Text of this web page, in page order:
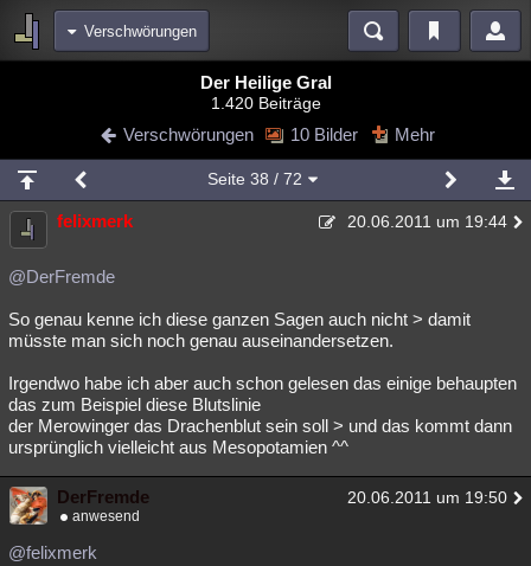
Verschwörungen
Blogs Videos
Chat Wiki Neuigkeiten
meine Rubriken
Menschen Wissenschaft Mystery Kriminalfälle
Spiritualität
Natur Umfragen Unterhaltung
Philosophie Träume Orte Esoterik Literatur
Astronomie Helpdesk Gruppen Gaming Filme
Musik
Übersichten
Besucht
Der Heilige Gral
1.420 Beiträge
Verschwörungen 10 Bilder Mehr
Seite 38 / 72
felixmerk 20.06.2011 um 19:44
@DerFremde
So genau kenne ich diese ganzen Sagen auch nicht > damit
müsste man sich noch genau auseinandersetzen.
Irgendwo habe ich aber auch schon gelesen das einige behaupten
das zum Beispiel diese Blutslinie
der Merowinger das Drachenblut sein soll > und das kommt dann
ursprünglich vielleicht aus Mesopotamien ^^
DerFremde 20.06.2011 um 19:50
anwesend
@felixmerk